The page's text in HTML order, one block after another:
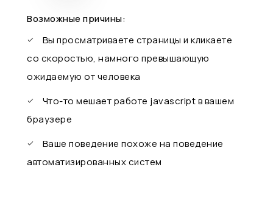
Возможные причины:
Вы просматриваете страницы и кликаете
со скоростью, намного превышающую
ожидаемую от человека
Что-то мешает работе javascript в вашем
браузере
Ваше поведение похоже на поведение
автоматизированных систем